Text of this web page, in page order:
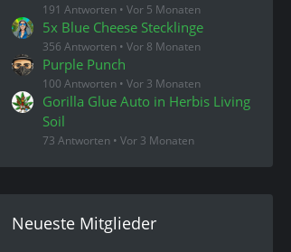
191 Antworten Vor 5 Monaten
5x Blue Cheese Stecklinge
356 Antworten Vor 8 Monaten
Purple Punch
100 Antworten Vor 3 Monaten
Gorilla Glue Auto in Herbis Living
Soil
73 Antworten Vor 3 Monaten
Neueste Mitglieder